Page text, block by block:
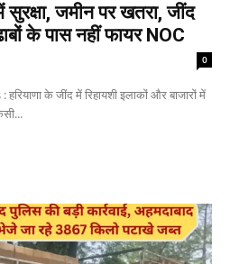
जमीन पर खतरा, जींद
के पास नहीं फायर NOC
0
के जींद में रिहायशी इलाकों और बाजारों में